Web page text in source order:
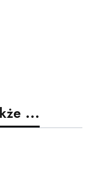
...